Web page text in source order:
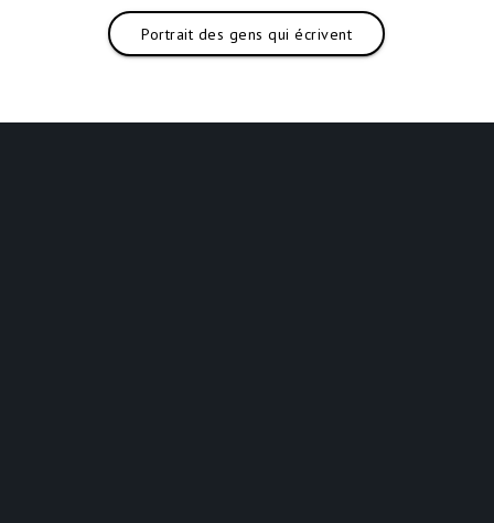
Portrait des gens qui écrivent